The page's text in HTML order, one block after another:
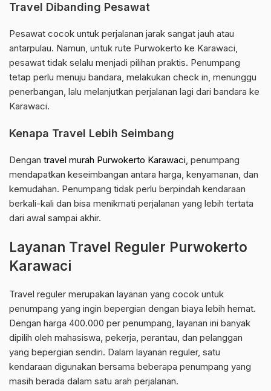
Travel Dibanding Pesawat
Pesawat cocok untuk perjalanan jarak sangat jauh atau
antarpulau. Namun, untuk rute Purwokerto ke Karawaci,
pesawat tidak selalu menjadi pilihan praktis. Penumpang
tetap perlu menuju bandara, melakukan check in, menunggu
penerbangan, lalu melanjutkan perjalanan lagi dari bandara ke
Karawaci.
Kenapa Travel Lebih Seimbang
Dengan travel murah Purwokerto Karawaci, penumpang
mendapatkan keseimbangan antara harga, kenyamanan, dan
kemudahan. Penumpang tidak perlu berpindah kendaraan
berkali-kali dan bisa menikmati perjalanan yang lebih tertata
dari awal sampai akhir.
Layanan Travel Reguler Purwokerto
Karawaci
Travel reguler merupakan layanan yang cocok untuk
penumpang yang ingin bepergian dengan biaya lebih hemat.
Dengan harga 400.000 per penumpang, layanan ini banyak
dipilih oleh mahasiswa, pekerja, perantau, dan pelanggan
yang bepergian sendiri. Dalam layanan reguler, satu
kendaraan digunakan bersama beberapa penumpang yang
masih berada dalam satu arah perjalanan.